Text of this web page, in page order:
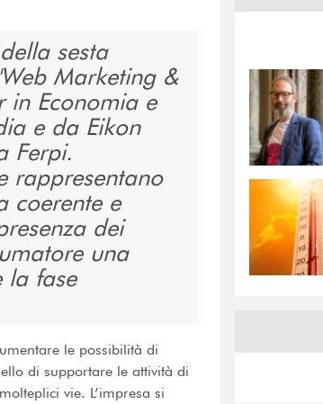
sesta
Marketing &
in Economia e
e da Eikon
Ferpi.
rappresentano
coerente e
dei
una
la fase
le possibilità di
di supportare le attività di
vie. L’impresa si